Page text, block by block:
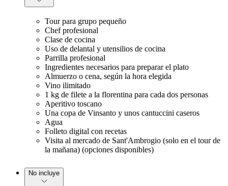
Tour para grupo pequeño
Chef profesional
Clase de cocina
Uso de delantal y utensilios de cocina
Parrilla profesional
Ingredientes necesarios para preparar el plato
Almuerzo o cena, según la hora elegida
Vino ilimitado
1 kg de filete a la florentina para cada dos personas
Aperitivo toscano
Una copa de Vinsanto y unos cantuccini caseros
Agua
Folleto digital con recetas
Visita al mercado de Sant'Ambrogio (solo en el tour de
la mañana) (opciones disponibles)
No incluye